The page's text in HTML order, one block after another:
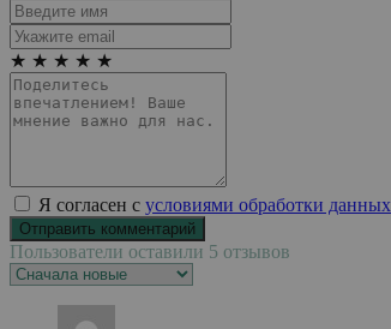
★ ★ ★ ★ ★
Я согласен с условиями обработки данных
Пользователи оставили 5 отзывов